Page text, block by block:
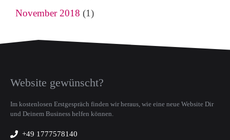
November 2018 (1)
Website gewünscht?
Im kostenlosen Erstgespräch finden wir heraus, wie eine neue Website Dir
und Deinem Business helfen können.
+49 1777578140